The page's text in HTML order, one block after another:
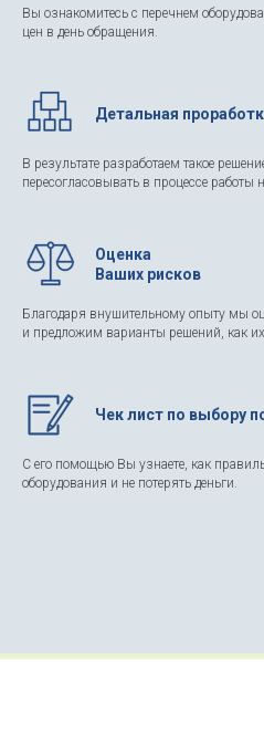
Вы ознакомитесь с перечнем
цен в день обращения.
Детальная
В результате разработаем такое
пересогласовывать в процессе работы
Оценка
Ваших рисков
Благодаря внушительному опыту мы
и предложим варианты решений, как
Чек лист по выбору
С его помощью Вы узнаете, как
оборудования и не потерять деньги.